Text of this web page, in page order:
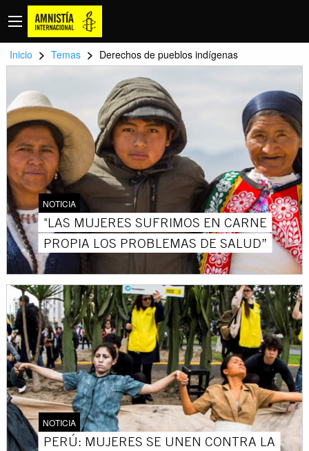
Inicio > Temas > Derechos de pueblos indígenas
NOTICIA
"LAS MUJERES SUFRIMOS EN CARNE
PROPIA LOS PROBLEMAS DE SALUD”
NOTICIA
PERÚ: MUJERES SE UNEN CONTRA LA